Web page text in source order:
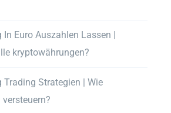
Euro Auszahlen Lassen |
kryptowährungen?
Trading Strategien | Wie